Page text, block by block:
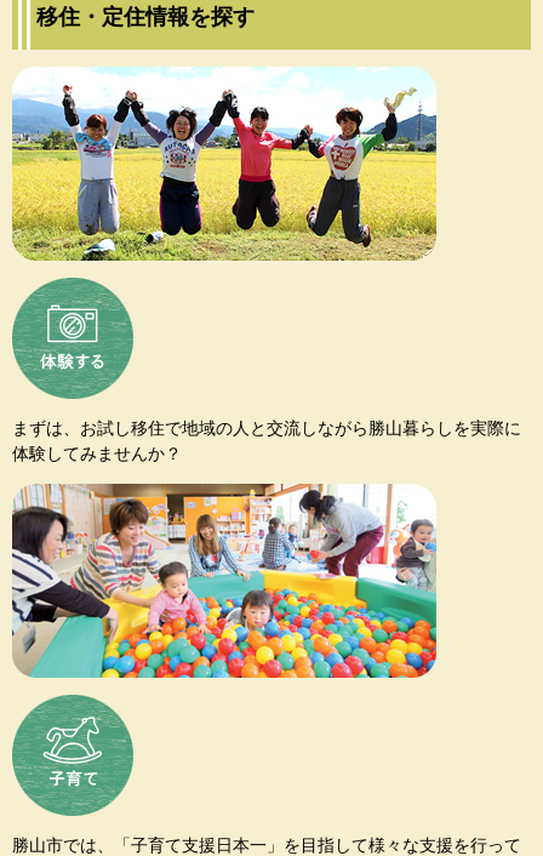
移住・定住情報を探す
まずは、お試し移住で地域の人と交流しながら勝山暮らしを実際に
体験してみませんか？
勝山市では、「子育て支援日本一」を目指して様々な支援を行って